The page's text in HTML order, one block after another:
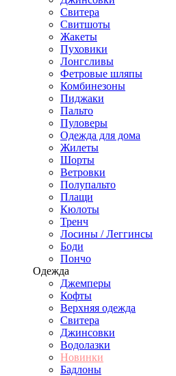
Свитера
Свитшоты
Жакеты
Пуховики
Лонгсливы
Фетровые шляпы
Комбинезоны
Пиджаки
Пальто
Пуловеры
Одежда для дома
Жилеты
Шорты
Ветровки
Полупальто
Плащи
Кюлоты
Тренч
Лосины / Леггинсы
Боди
Пончо
Одежда
Джемперы
Кофты
Верхняя одежда
Свитера
Джинсовки
Водолазки
Новинки
Бадлоны